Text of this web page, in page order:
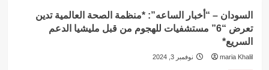
السودان – “أخبار الساعه”: *منظمة الصحة العالمية تدين
تعرض “6” مستشفيات للهجوم من قبل مليشيا الدعم
السريع*
maria Khalil نوفمبر 3, 2024